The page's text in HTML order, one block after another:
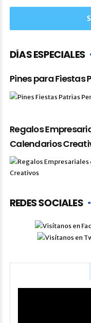
DÍAS ESPECIALES
Pines para Fiestas
Regalos
Calendarios
REDES SOCIALES